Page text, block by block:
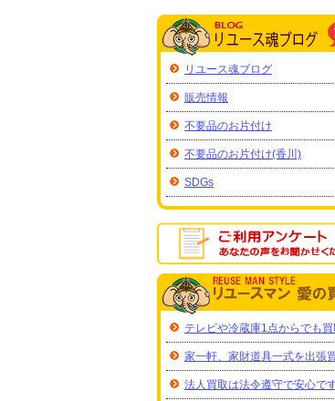
リユース魂ブログ
販売情報
不要品のお片付け
不要品のお片付け(香川)
SDGs
テレビや冷蔵庫1点からでも買
家一軒、家財道具一式を出張
法人買取は法令遵守で安心で